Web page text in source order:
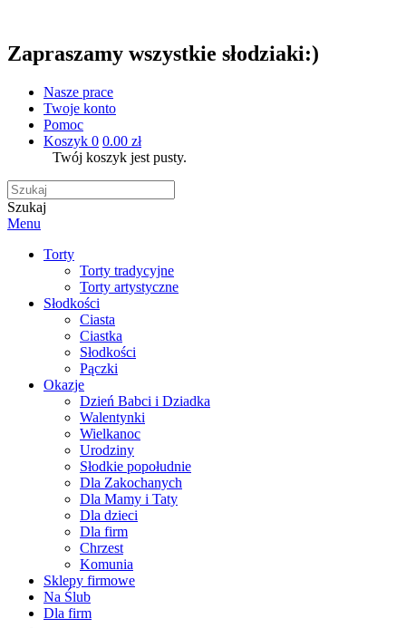
Zapraszamy wszystkie słodziaki:)
Nasze prace
Twoje konto
Pomoc
Koszyk 0 0.00 zł
Twój koszyk jest pusty.
Szukaj
Menu
Torty
Torty tradycyjne
Torty artystyczne
Słodkości
Ciasta
Ciastka
Słodkości
Pączki
Okazje
Dzień Babci i Dziadka
Walentynki
Wielkanoc
Urodziny
Słodkie popołudnie
Dla Zakochanych
Dla Mamy i Taty
Dla dzieci
Dla firm
Chrzest
Komunia
Sklepy firmowe
Na Ślub
Dla firm